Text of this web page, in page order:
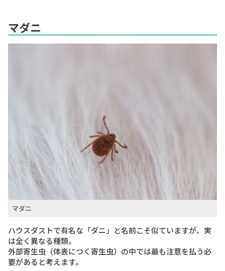
マダニ
マダニ
ハウスダストで有名な「ダニ」と名前こそ似ていますが、実
は全く異なる種類。
外部寄生虫（体表につく寄生虫）の中では最も注意を払う必
要があると考えます。